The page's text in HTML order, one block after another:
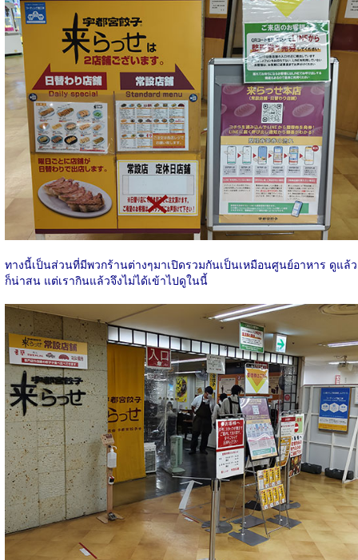
ทางนี้เป็นส่วนที่มีพวกร้านต่างๆมาเปิดรวมกันเป็นเหมือนศูนย์อาหาร ดูแล้ว
ก็น่าสน แต่เรากินแล้วจึงไม่ได้เข้าไปดูในนี้